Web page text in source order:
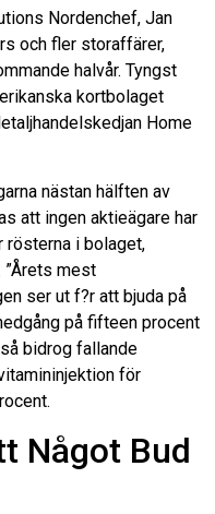
Nordenchef, Jan
och fler storaffärer,
halvår. Tyngst
kortbolaget
Home
nästan hälften av
att ingen aktieägare har
rösterna i bolaget,
”Årets mest
ser ut f?r att bjuda på
på fifteen procent
bidrog fallande
för
Något Bud